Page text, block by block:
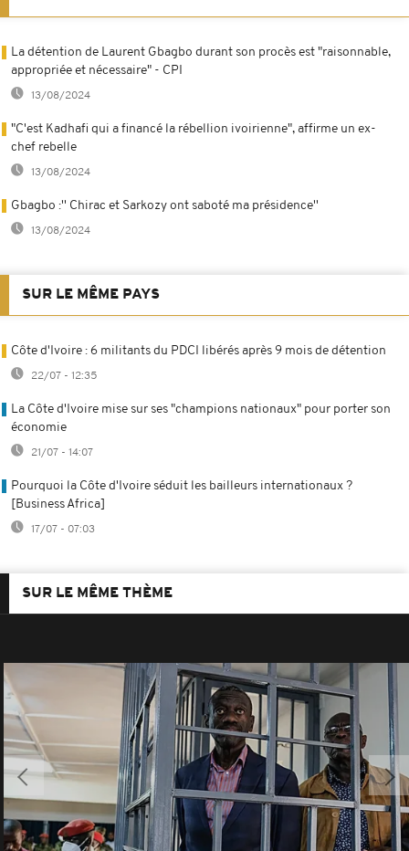
La détention de Laurent Gbagbo durant son procès est "raisonnable,
appropriée et nécessaire" - CPI
13/08/2024
"C'est Kadhafi qui a financé la rébellion ivoirienne", affirme un ex-
chef rebelle
13/08/2024
Gbagbo :'' Chirac et Sarkozy ont saboté ma présidence''
13/08/2024
SUR LE MÊME PAYS
Côte d'Ivoire : 6 militants du PDCI libérés après 9 mois de détention
22/07 - 12:35
La Côte d'Ivoire mise sur ses "champions nationaux" pour porter son
économie
21/07 - 14:07
Pourquoi la Côte d'Ivoire séduit les bailleurs internationaux ?
[Business Africa]
17/07 - 07:03
SUR LE MÊME THÈME